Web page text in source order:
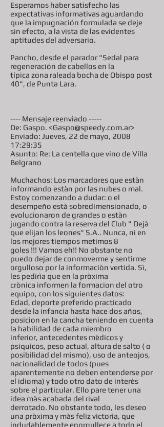
Esperamos haber satisfecho las
expectativas informativas aguardando
que la impugnación formulada se deje
sin efecto, a la vista de las evidentes
aptitudes del adversario.
Pancho, desde el parador "Sedal para
regeneración de cabellos en la
típica zona raleada bocha de Obispo post
40", de Punta Lara.
---- Mensaje reenviado -----
De: Gaspo. <Gaspo@speedy.com.ar>
Enviado: Jueves, 22 de mayo, 2008
17:29:35
Asunto: Re: La centella que vino de Villa
Belgrano
Muchachos: Los marcadores que estàn
informando estàn por las nubes o mal.
Estoy comenzando a dudar: o el
desempeño està sobredimensionado, o
evolucionaron de grandes o estàn
jugando contra la reserva del Club " Dejà
que elijan los leones" S.A.. Nunca, ni en
los mejores tiempos metimos 8
goles !!! Vamos eh!! No obstante no
puedo dejar de conmoverme y sentirme
orgulloso por la informaciòn vertida. Sì,
les pedirìa que en la pròxima
crònica informen la formacion del otro
equipo, con los siguientes datos:
Edad, deporte preferido practicado
desde la infancia hasta hace dos años,
posicion en la cancha teniendo en cuenta
la habilidad de cada miembro
inferior, antecedentes mèdicos y
psiquicos, peso actual, altura de salto ( o
posibilidad del mismo), uso de anteojos,
nacionalidad de todos (pues
aparentemente no deben entenderse por
el idioma) y todo otro dato de interès
sobre el particular. Ello pare tener una
idea màs acabada del rival
derrotado. No obstante todo, les deseo
una pròxima y màs feliz victoria, que
indudablemente enorgullece a todo el